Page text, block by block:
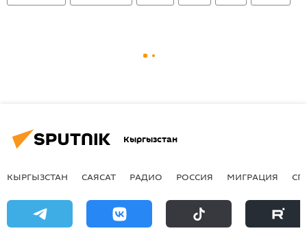
Кыргызстан
КЫРГЫЗСТАН САЯСАТ РАДИО РОССИЯ МИГРАЦИЯ